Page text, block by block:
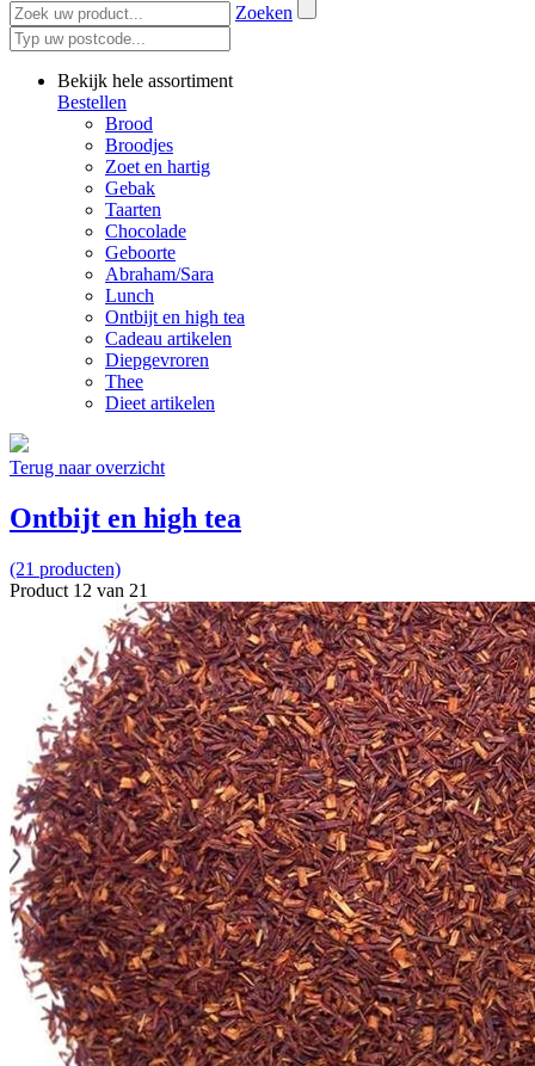
Zoeken
Bekijk hele assortiment
Bestellen
Brood
Broodjes
Zoet en hartig
Gebak
Taarten
Chocolade
Geboorte
Abraham/Sara
Lunch
Ontbijt en high tea
Cadeau artikelen
Diepgevroren
Thee
Dieet artikelen
Terug naar overzicht
Ontbijt en high tea
(21 producten)
Product 12 van 21